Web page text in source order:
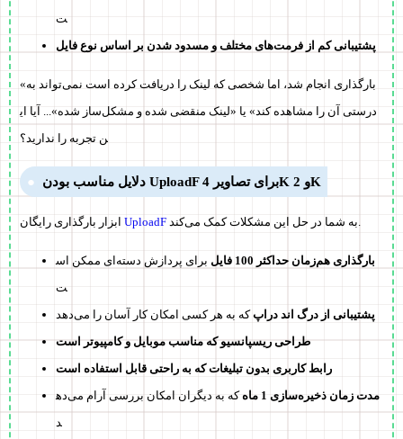
ت
پشتیبانی کم از فرمت‌های مختلف و مسدود شدن بر اساس نوع فایل
«بارگذاری انجام شد، اما شخصی که لینک را دریافت کرده است نمی‌تواند به
درستی آن را مشاهده کند» یا «لینک منقضی شده و مشکل‌ساز شده»... آیا ای
ن تجربه را ندارید؟
دلایل مناسب بودن UploadF برای تصاویر 4K و 2K
UploadF
بارگذاری هم‌زمان حداکثر 100 فایل
برای پردازش دسته‌ای ممکن اس
ت
پشتیبانی از درگ اند دراپکه به هر کسی امکان کار آسان را می‌دهد
طراحی ریسپانسیو که مناسب موبایل و کامپیوتر است
رابط کاربری بدون تبلیغات که به راحتی قابل استفاده است
مدت زمان ذخیره‌سازی 1 ماه
که به دیگران امکان بررسی آرام می‌ده
د